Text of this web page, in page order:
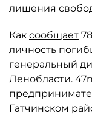
лишения
Как сообщает
личность
генеральный
Ленобласти.
Гатчинском